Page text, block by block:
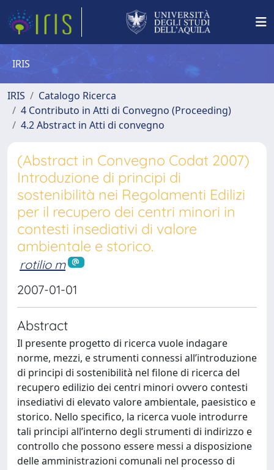
IRIS
IRIS
Catalogo Ricerca
4 Contributo in Atti di Convegno (Proceeding)
4.2 Abstract in Atti di convegno
(Abstract in Convegno Codat 2007)
Introduzione di principi di
sostenibilità nei Regolamenti Edilizi
per il recupero dei centri minori in
contesti insediativi di valore
ambientale e storico.
rotilio m
2007-01-01
Abstract
Il presente progetto di ricerca vuole indagare
norme, mezzi, e strumenti connessi all’introduzione
di principi di sostenibilità nel filone di ricerca del
recupero edilizio dei centri minori ovvero contesti
insediativi di elevato valore ambientale, paesistico e
storico. Nello specifico, la ricerca vuole introdurre
tali principi all’interno degli strumenti di indirizzo e
controllo che possono essere messi a disposizione
delle amministrazioni comunali nel processo di